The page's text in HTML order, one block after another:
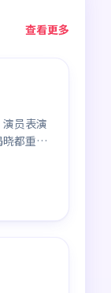
查看更多
99:59
员表演
都重塑